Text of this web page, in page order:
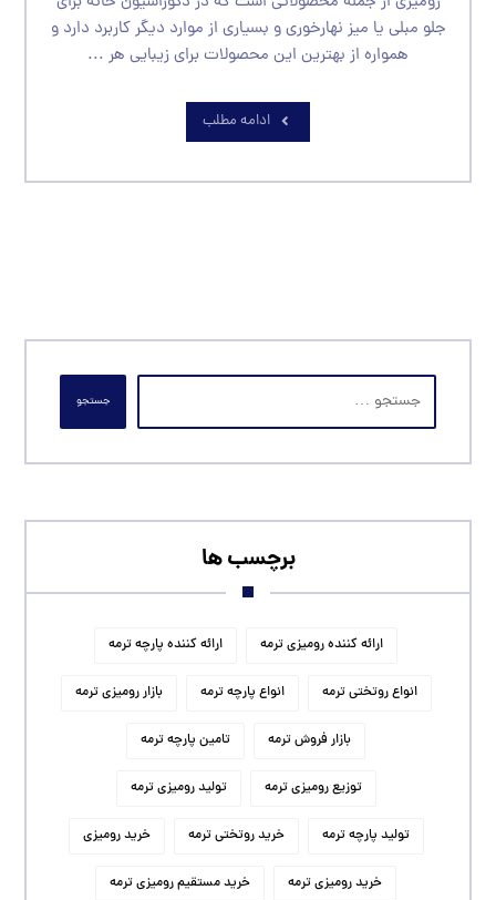
جلو مبلی یا میز نهارخوری و بسیاری از موارد دیگر کاربرد دارد و
همواره از بهترین این محصولات برای زیبایی هر ...
ادامه مطلب
جستجو
برچسب ها
ارائه کننده رومیزی ترمه ارائه کننده پارچه ترمه
انواع روتختی ترمه انواع پارچه ترمه بازار رومیزی ترمه
بازار فروش ترمه تامین پارچه ترمه
توزیع رومیزی ترمه تولید رومیزی ترمه
تولید پارچه ترمه خرید روتختی ترمه خرید رومیزی
خرید رومیزی ترمه خرید مستقیم رومیزی ترمه